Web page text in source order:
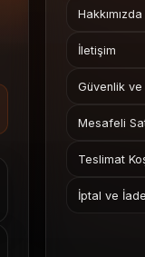
Hakkımızda
İletişim
Güvenlik ve
Mesafeli
Teslimat
İptal ve İade